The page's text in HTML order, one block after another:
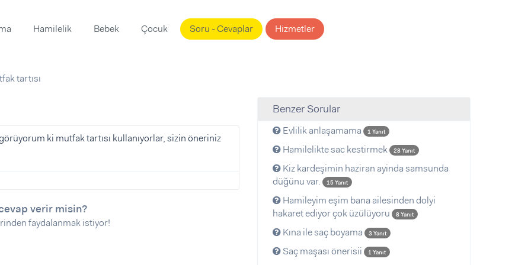
Hamilelik Bebek Çocuk Soru - Cevaplar Hizmetler
tartısı
ki mutfak tartısı kullanıyorlar, sizin öneriniz
verir misin?
faydalanmak istiyor!
Benzer Sorular
Evlilik anlaşamama 1 Yanıt
Hamilelikte sac kestirmek 28 Yanıt
Kiz kardeşimin haziran ayinda samsunda
düğünu var.
15 Yanıt
Hamileyim eşim bana ailesinden dolyi
hakaret ediyor çok üzülüyoru
8 Yanıt
Kına ile saç boyama 3 Yanıt
Saç maşası önerisii 1 Yanıt